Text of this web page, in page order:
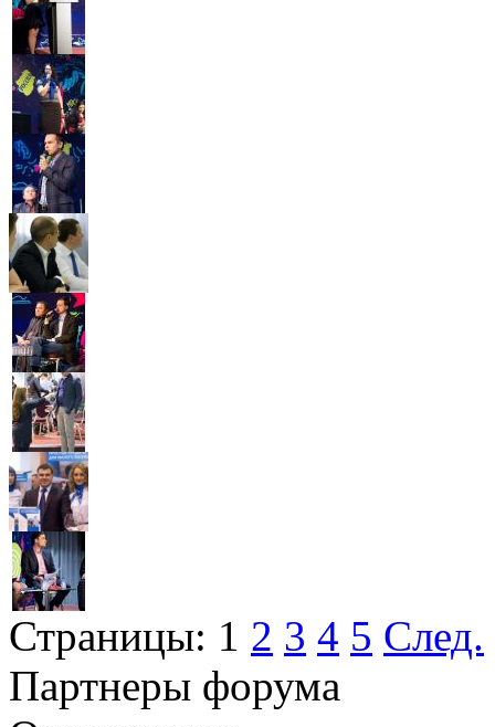
Страницы: 1 2 3 4 5 След.
Партнеры форума